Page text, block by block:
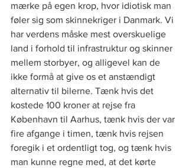
mærke på egen krop, hvor idiotisk man
føler sig som skinnekriger i Danmark. Vi
har verdens måske mest overskuelige
land i forhold til infrastruktur og skinner
mellem storbyer, og alligevel kan de
ikke formå at give os et anstændigt
alternativ til bilerne. Tænk hvis det
kostede 100 kroner at rejse fra
København til Aarhus, tænk hvis der var
fire afgange i timen, tænk hvis rejsen
foregik i et ordentligt tog, og tænk hvis
man kunne regne med, at det kørte